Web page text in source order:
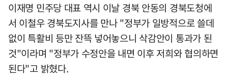
이재명 민주당 대표 역시 이날 경북 안동의 경북도청에
서 이철우 경북도지사를 만나 "정부가 일방적으로 쓸데
없이 특활비 등만 잔뜩 넣어놓으니 삭감안이 통과가 된
것"이라며 "정부가 수정안을 내면 이후 저희와 협의하면
된다"고 밝혔다.